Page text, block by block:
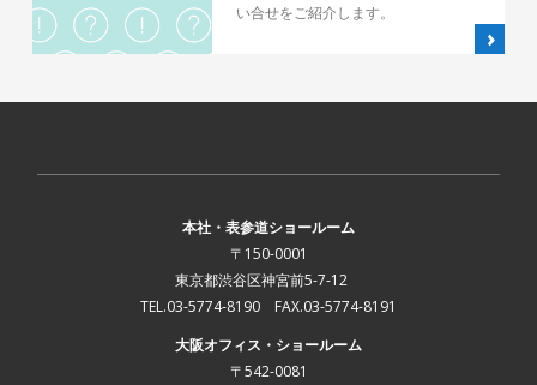
い合せをご紹介します。
本社・表参道ショールーム
〒150-0001
東京都渋谷区神宮前5-7-12
TEL.03-5774-8190 FAX.03-5774-8191
大阪オフィス・ショールーム
〒542-0081